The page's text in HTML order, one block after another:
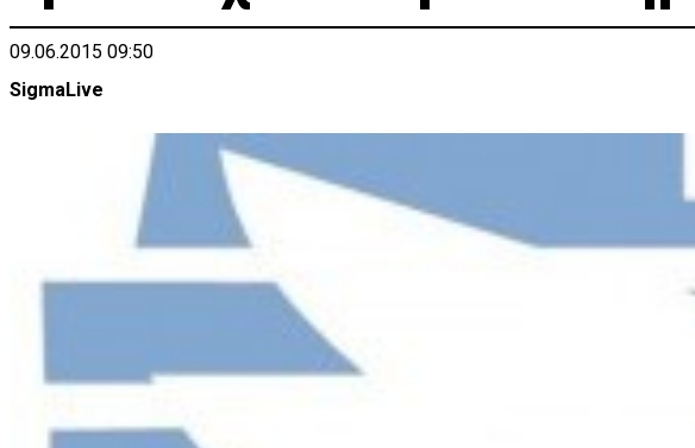
09.06.2015 09:50
SigmaLive